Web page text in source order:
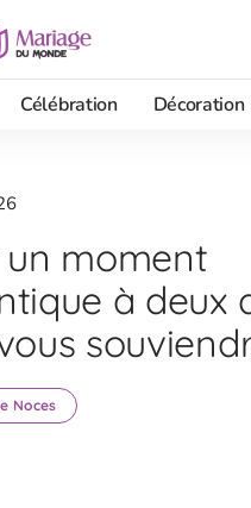
Célébration Décoration
un moment
à deux
Noces